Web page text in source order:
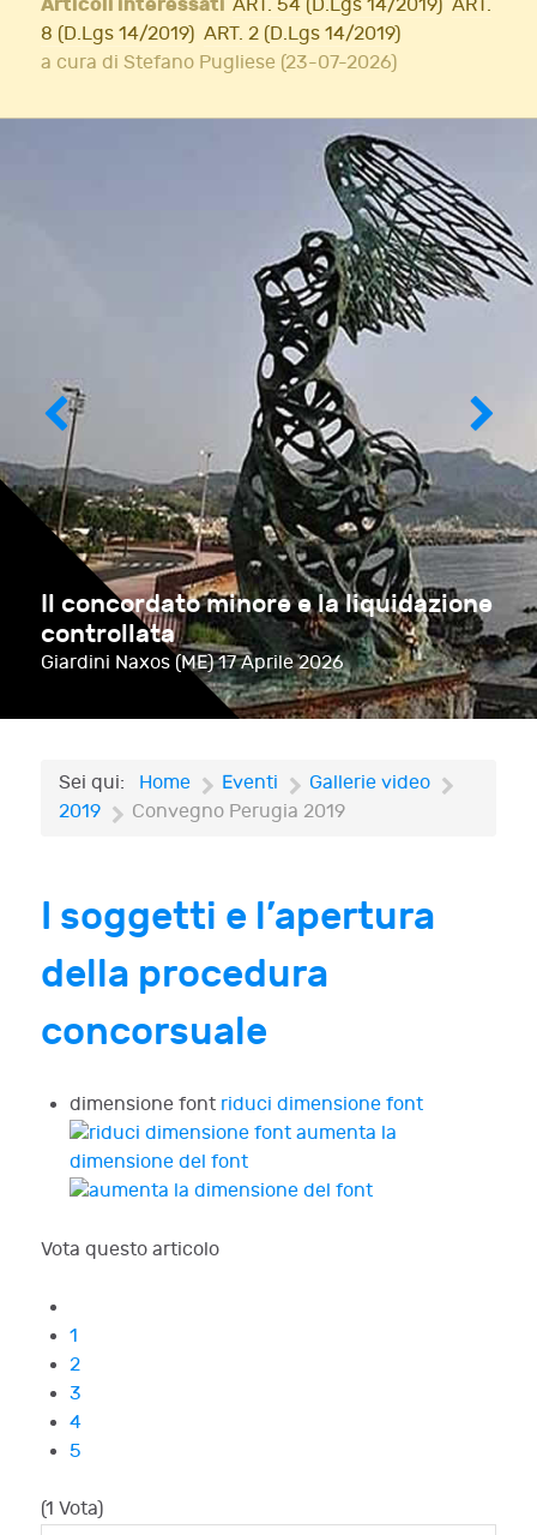
ART. 54 (D.Lgs 14/2019) ART.
8 (D.Lgs 14/2019) ART. 2 (D.Lgs 14/2019)
a cura di Stefano Pugliese (23-07-2026)
Il concordato minore e la liquidazione
controllata
Giardini Naxos (ME) 17 Aprile 2026
Sei qui: Home Eventi
Gallerie video
2019
Convegno Perugia 2019
I soggetti e l’apertura
della procedura
concorsuale
dimensione font riduci dimensione font
aumenta la
dimensione del font
Vota questo articolo
1
2
3
4
5
(1 Vota)